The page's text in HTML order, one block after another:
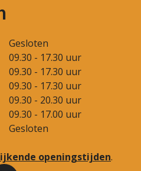
Gesloten
09.30 - 17.30 uur
09.30 - 17.30 uur
09.30 - 17.30 uur
09.30 - 20.30 uur
09.30 - 17.00 uur
Gesloten
openingstijden.